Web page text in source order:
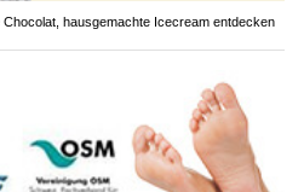
hausgemachte Icecream entdecken